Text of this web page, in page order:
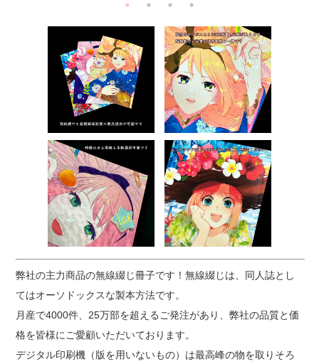
弊社の主力商品の無線綴じ冊子です！無線綴じは、同人誌とし
てはオーソドックスな製本方法です。
月産で4000件、25万部を超えるご発注があり、弊社の品質と価
格を皆様にご愛顧いただいております。
デジタル印刷機（版を用いないもの）は最高峰の物を取りそろ